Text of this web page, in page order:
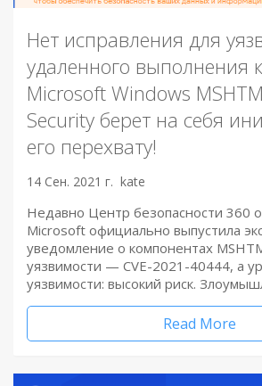
Нет исправления для
удаленного выполнения
Microsoft Windows
Security берет на себя
его перехвату!
14 Сен. 2021 г. kate
Недавно Центр безопасности 360
Microsoft официально выпустила
уведомление о компонентах
уязвимости — CVE-2021-40444, а
уязвимости: высокий риск.
Read More